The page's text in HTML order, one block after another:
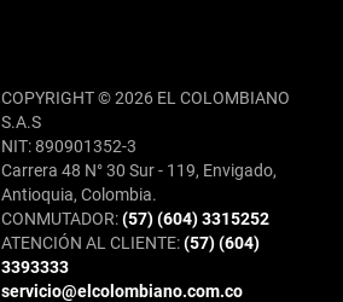
COPYRIGHT © 2026 EL COLOMBIANO
S.A.S
NIT: 890901352-3
Carrera 48 N° 30 Sur - 119, Envigado,
Antioquia, Colombia.
CONMUTADOR:(57) (604) 3315252
ATENCIÓN AL CLIENTE:(57) (604)
3393333
servicio@elcolombiano.com.co